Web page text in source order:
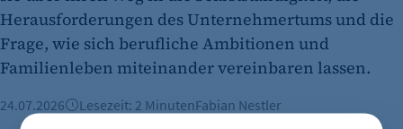
Herausforderungen des Unternehmertums und die
Frage, wie sich berufliche Ambitionen und
Familienleben miteinander vereinbaren lassen.
24.07.2026 Lesezeit: 2 MinutenFabian Nestler